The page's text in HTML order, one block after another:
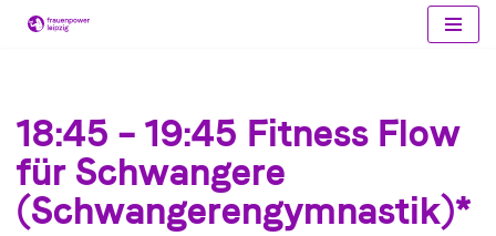
18:45 – 19:45 Fitness Flow
für Schwangere
(Schwangerengymnastik)*